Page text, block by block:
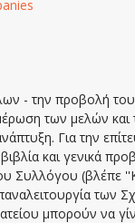
- την προβολή
των μελών και
Για την
και γενικά
Συλλόγου (βλέπε
των
μπορούν να